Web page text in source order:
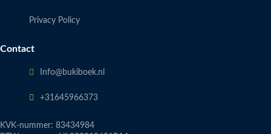
Privacy Policy
Contact
Info@bukiboek.nl
+31645966373
KVK-nummer: 83434984